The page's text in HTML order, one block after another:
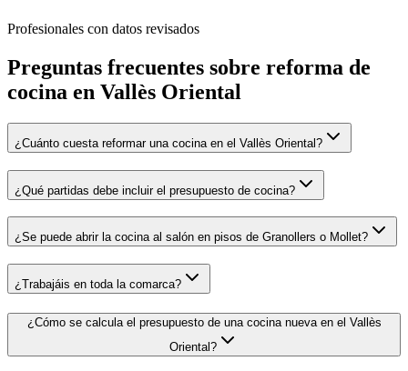
Profesionales con datos revisados
Preguntas frecuentes sobre reforma de
cocina en Vallès Oriental
¿Cuánto cuesta reformar una cocina en el Vallès Oriental?
¿Qué partidas debe incluir el presupuesto de cocina?
¿Se puede abrir la cocina al salón en pisos de Granollers o Mollet?
¿Trabajáis en toda la comarca?
¿Cómo se calcula el presupuesto de una cocina nueva en el Vallès
Oriental?